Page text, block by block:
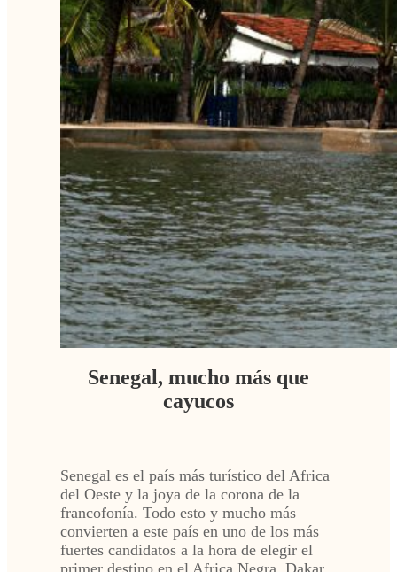
Senegal, mucho más que
cayucos
Senegal es el país más turístico del Africa
del Oeste y la joya de la corona de la
francofonía. Todo esto y mucho más
convierten a este país en uno de los más
fuertes candidatos a la hora de elegir el
primer destino en el Africa Negra. Dakar